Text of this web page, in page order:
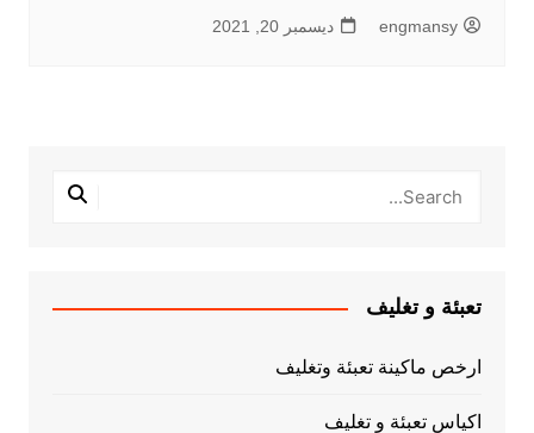
engmansy ديسمبر 20, 2021
تعبئة و تغليف
ارخص ماكينة تعبئة وتغليف
اكياس تعبئة و تغليف